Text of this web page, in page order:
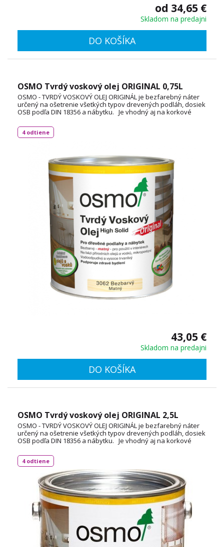
od 34,65 €
Skladom na predajni
DO KOŠÍKA
OSMO Tvrdý voskový olej ORIGINAL 0,75L
OSMO - TVRDÝ VOSKOVÝ OLEJ ORIGINÁL je bezfarebný náter
určený na ošetrenie všetkých typov drevených podláh, dosiek
OSB podľa DIN 18356 a nábytku. Je vhodný aj na korkové
dlaždice. Spotreba: 1L / 24 m² TECHNICKÝ LIST
4 odtiene
43,05 €
Skladom na predajni
DO KOŠÍKA
OSMO Tvrdý voskový olej ORIGINAL 2,5L
OSMO - TVRDÝ VOSKOVÝ OLEJ ORIGINÁL je bezfarebný náter
určený na ošetrenie všetkých typov drevených podláh, dosiek
OSB podľa DIN 18356 a nábytku. Je vhodný aj na korkové
dlaždice. Spotreba: 1L / 24 m² TECHNICKÝ LIST
4 odtiene